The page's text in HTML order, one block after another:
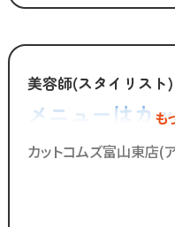
そんな働き方はもう古い
カットコムズが運営する
白髪染め専門店「マルソメ
「今より稼げるけど、
ホワイトな労働環境」
で一緒に働きませんか？
美容師(スタイリスト)
メニューはカ
やカラー、パ
も
カットコムズ富山東店(